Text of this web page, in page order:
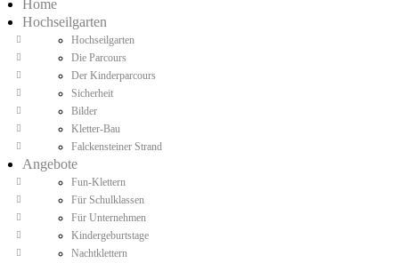
Home
Hochseilgarten
Hochseilgarten
Die Parcours
Der Kinderparcours
Sicherheit
Bilder
Kletter-Bau
Falckensteiner Strand
Angebote
Fun-Klettern
Für Schulklassen
Für Unternehmen
Kindergeburtstage
Nachtklettern